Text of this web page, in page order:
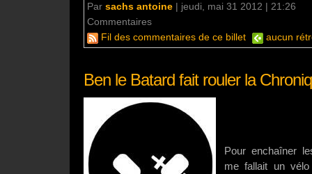
Par sachs antoine | jeudi, mai 31 2012 | 21:26
Commentaires
Fil des commentaires de ce billet
aucun
Ben le Batard fait rouler la
Pour enchaîner
me fallait un